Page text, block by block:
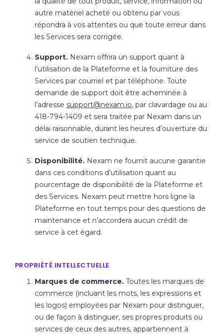
autre matériel acheté ou obtenu par vous
répondra à vos attentes ou que toute erreur dans
les Services sera corrigée.
Support. Nexam offrira un support quant à
l’utilisation de la Plateforme et la fourniture des
Services par courriel et par téléphone. Toute
demande de support doit être acheminée à
l’adresse support@nexam.io, par clavardage ou au
418-794-1409 et sera traitée par Nexam dans un
délai raisonnable, durant les heures d’ouverture du
service de soutien technique.
Disponibilité. Nexam ne fournit aucune garantie
dans ces conditions d’utilisation quant au
pourcentage de disponibilité de la Plateforme et
des Services. Nexam peut mettre hors ligne la
Plateforme en tout temps pour des questions de
maintenance et n’accordera aucun crédit de
service à cet égard.
PROPRIÉTÉ INTELLECTUELLE
Marques de commerce.Toutes les marques de
commerce (incluant les mots, les expressions et
les logos) employées par Nexam pour distinguer,
ou de façon à distinguer, ses propres produits ou
services de ceux des autres, appartiennent à